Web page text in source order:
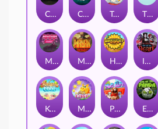
Chaos Crew Cubes 2 Tai The Toad The Respinners
Mystery Motel Mayan Stackways Harvest Wilds Immortal Desire
Keep 'em Cool Magic Piggy Pug Life Eye of the Panda